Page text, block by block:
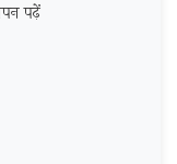
पढ़ें